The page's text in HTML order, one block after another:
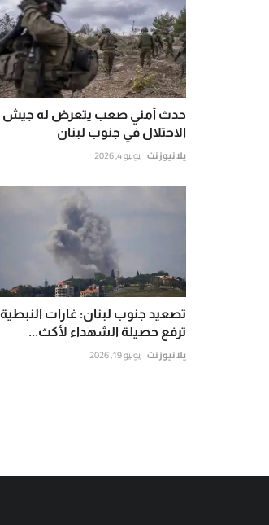
حدث أمني صعب يتعرض له جيش
الاحتلال في جنوب لبنان
يلا نيوز نت يونيو 4, 2026
تصعيد جنوب لبنان: غارات النبطية
ترفع حصيلة الشهداء لأكث...
يلا نيوز نت يونيو 19, 2026